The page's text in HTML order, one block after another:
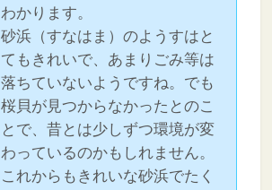
わかります。
砂浜（すなはま）のようすはと
てもきれいで、あまりごみ等は
落ちていないようですね。でも
桜貝が見つからなかったとのこ
とで、昔とは少しずつ環境が変
わっているのかもしれません。
これからもきれいな砂浜でたく